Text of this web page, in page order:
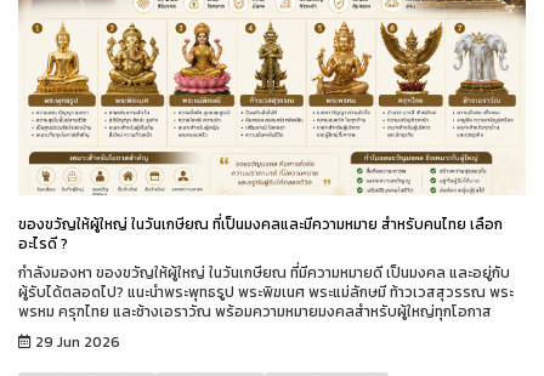
ของขวัญให้ผู้ใหญ่ ในวันเกษียณ ที่เป็นมงคลและมีความหมาย สำหรับคนไทย เลือก
อะไรดี ?
กำลังมองหา ของขวัญให้ผู้ใหญ่ ในวันเกษียณ ที่มีความหมายดี เป็นมงคล และอยู่กับ
ผู้รับได้ตลอดไป? แนะนำพระพุทธรูป พระพิฆเนศ พระแม่ลักษมี ท้าวเวสสุวรรณ พระ
พรหม ครุฑไทย และช้างเอราวัณ พร้อมความหมายมงคลสำหรับผู้ใหญ่ทุกโอกาส
29 Jun 2026